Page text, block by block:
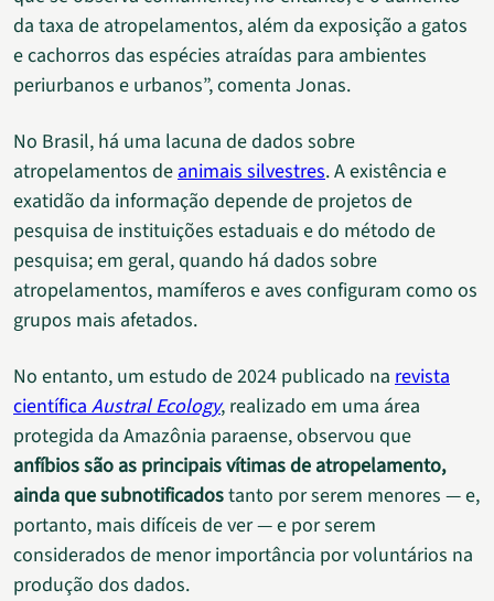
da taxa de atropelamentos, além da exposição a gatos
e cachorros das espécies atraídas para ambientes
periurbanos e urbanos”, comenta Jonas.
No Brasil, há uma lacuna de dados sobre
atropelamentos deanimais silvestres. A existência e
exatidão da informação depende de projetos de
pesquisa de instituições estaduais e do método de
pesquisa; em geral, quando há dados sobre
atropelamentos, mamíferos e aves configuram como os
grupos mais afetados.
No entanto, um estudo de 2024 publicado na revista
científicaAustral Ecology, realizado em uma área
protegida da Amazônia paraense, observou que
anfíbios são as principais vítimas de atropelamento,
ainda que subnotificadostanto por serem menores — e,
portanto, mais difíceis de ver — e por serem
considerados de menor importância por voluntários na
produção dos dados.